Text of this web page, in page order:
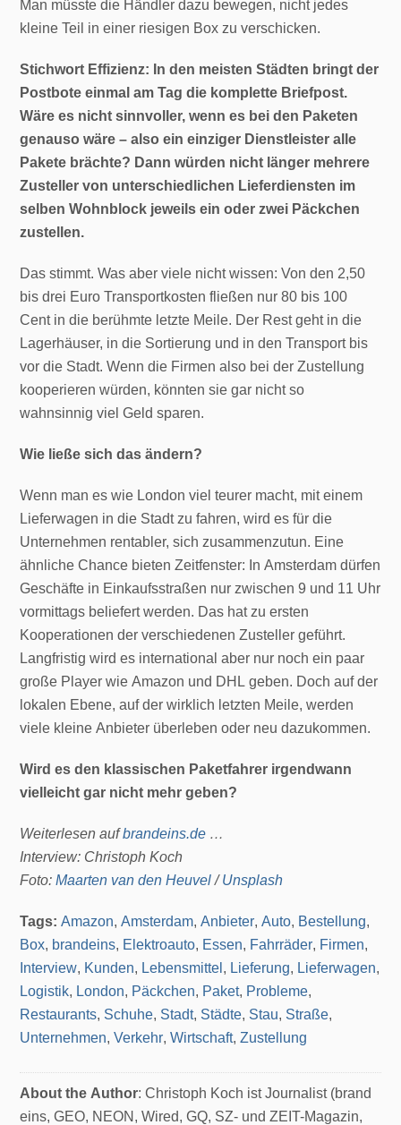
Man müsste die Händler dazu bewegen, nicht jedes
kleine Teil in einer riesigen Box zu verschicken.
Stichwort Effizienz: In den meisten Städten bringt der
Postbote einmal am Tag die komplette Briefpost.
Wäre es nicht sinnvoller, wenn es bei den Paketen
genauso wäre – also ein einziger Dienstleister alle
Pakete brächte? Dann würden nicht länger mehrere
Zusteller von unterschiedlichen Lieferdiensten im
selben Wohnblock jeweils ein oder zwei Päckchen
zustellen.
Das stimmt. Was aber viele nicht wissen: Von den 2,50
bis drei Euro Transportkosten fließen nur 80 bis 100
Cent in die berühmte letzte Meile. Der Rest geht in die
Lagerhäuser, in die Sortierung und in den Transport bis
vor die Stadt. Wenn die Firmen also bei der Zustellung
kooperieren würden, könnten sie gar nicht so
wahnsinnig viel Geld sparen.
Wie ließe sich das ändern?
Wenn man es wie London viel teurer macht, mit einem
Lieferwagen in die Stadt zu fahren, wird es für die
Unternehmen rentabler, sich zusammenzutun. Eine
ähnliche Chance bieten Zeitfenster: In Amsterdam dürfen
Geschäfte in Einkaufsstraßen nur zwischen 9 und 11 Uhr
vormittags beliefert werden. Das hat zu ersten
Kooperationen der verschiedenen Zusteller geführt.
Langfristig wird es international aber nur noch ein paar
große Player wie Amazon und DHL geben. Doch auf der
lokalen Ebene, auf der wirklich letzten Meile, werden
viele kleine Anbieter überleben oder neu dazukommen.
Wird es den klassischen Paketfahrer irgendwann
vielleicht gar nicht mehr geben?
Weiterlesen aufbrandeins.de …
Interview: Christoph Koch
Foto:Maarten van den Heuvel/Unsplash
Tags:Amazon,Amsterdam,Anbieter,Auto, Bestellung,
Box, brandeins, Elektroauto, Essen, Fahrräder, Firmen,
Interview, Kunden, Lebensmittel , Lieferung, Lieferwagen,
Logistik, London, Päckchen, Paket, Probleme,
Restaurants, Schuhe, Stadt, Städte, Stau, Straße,
Unternehmen,Verkehr,Wirtschaft,Zustellung
About the Author: Christoph Koch ist Journalist (brand
eins, GEO, NEON, Wired, GQ, SZ- und ZEIT-Magazin,